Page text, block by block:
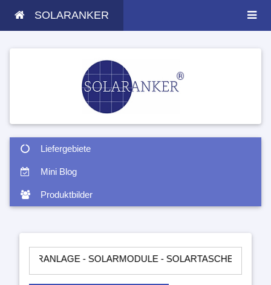
SOLARANKER
Liefergebiete
Mini Blog
Produktbilder
- SOLARMODULE - SOLARTASCHEN -